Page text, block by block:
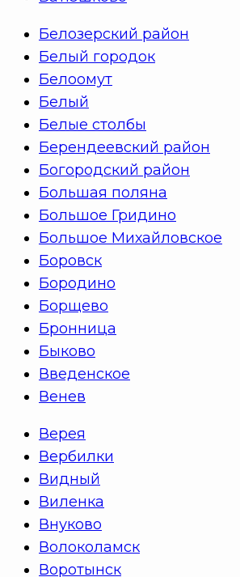
Белозерский район
Белый городок
Белоомут
Белый
Белые столбы
Берендеевский район
Богородский район
Большая поляна
Большое Гридино
Большое Михайловское
Боровск
Бородино
Борщево
Бронница
Быково
Введенское
Венев
Верея
Вербилки
Видный
Виленка
Внуково
Волоколамск
Воротынск